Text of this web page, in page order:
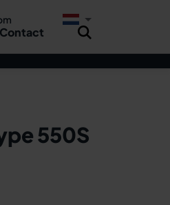
Contact
550S